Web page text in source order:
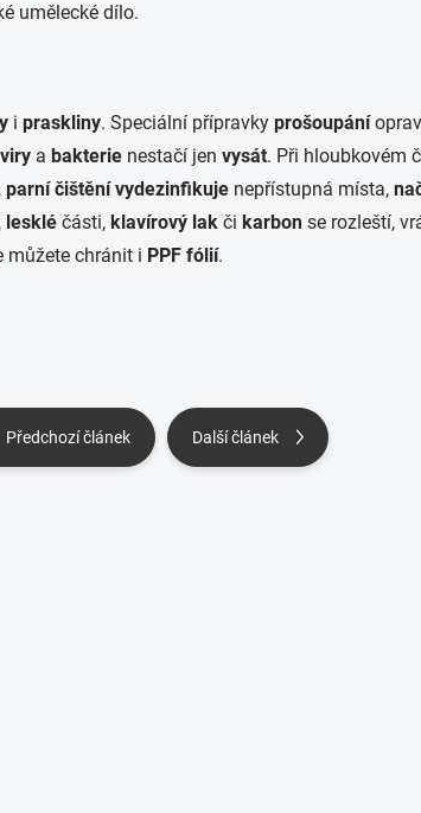
umělecké dílo.
i praskliny. Speciální přípravky prošoupání
a bakterie nestačí jen vysát. Při hloubkovém
parní čištění vydezinfikuje nepřístupná místa,
, lesklé části, klavírový lak či karbon se rozleští,
můžete chránit i PPF fólií.
Předchozí článek Další článek